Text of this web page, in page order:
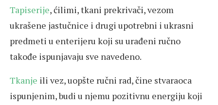
Tapiserije, ćilimi, tkani prekrivači, vezom
ukrašene jastučnice i drugi upotrebni i ukrasni
predmeti u enterijeru koji su urađeni ručno
takođe ispunjavaju sve navedeno.
Tkanje ili vez, uopšte ručni rad, čine stvaraoca
ispunjenim, budi u njemu pozitivnu energiju koji